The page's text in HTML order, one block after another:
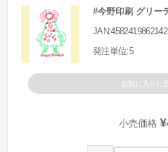
#今野印刷 グリー
JAN:4582419862142
発注単位:5
お気に入りに
小売価格